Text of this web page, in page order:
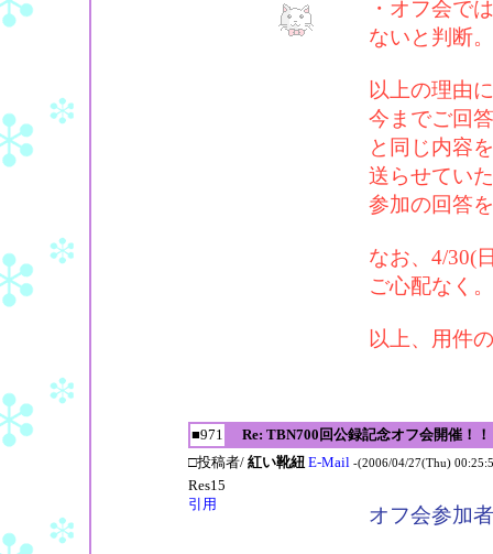
・オフ会で
ないと判断。
以上の理由
今までご回
と同じ内容を
送らせてい
参加の回答
なお、4/30(
ご心配なく。
以上、用件
■971 Re: TBN700回公録記念オフ会開催！！
□投稿者/ 紅い靴紐 E-Mail -(2006/04/27(Thu)
Res15
引用
オフ会参加